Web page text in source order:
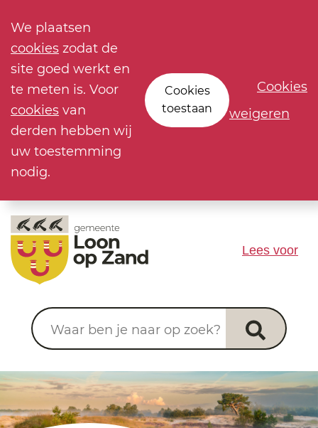
We plaatsen
cookies zodat de
site goed werkt en
te meten is. Voor
cookies van
derden hebben wij
uw toestemming
nodig.
Cookies
toestaan
Cookies
weigeren
Waar ben je naar op zoek?
Lees voor